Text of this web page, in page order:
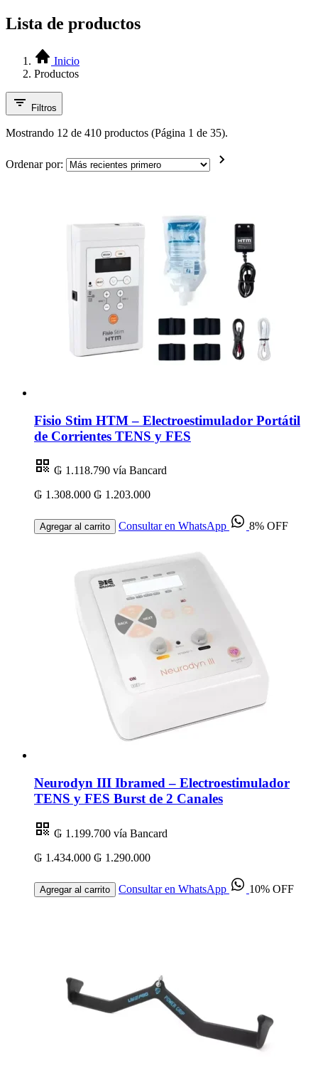
Lista de productos
Inicio
Productos
Filtros
Mostrando 12 de 410 productos (Página 1 de 35).
Ordenar por:
Fisio Stim HTM – Electroestimulador Portátil
de Corrientes TENS y FES
₲ 1.118.790 vía Bancard
₲ 1.308.000 ₲ 1.203.000
Agregar al carrito Consultar en WhatsApp 8% OFF
Neurodyn III Ibramed – Electroestimulador
TENS y FES Burst de 2 Canales
₲ 1.199.700 vía Bancard
₲ 1.434.000 ₲ 1.290.000
Agregar al carrito Consultar en WhatsApp 10% OFF